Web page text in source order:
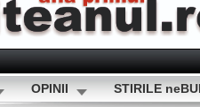
OPINII STIRILE